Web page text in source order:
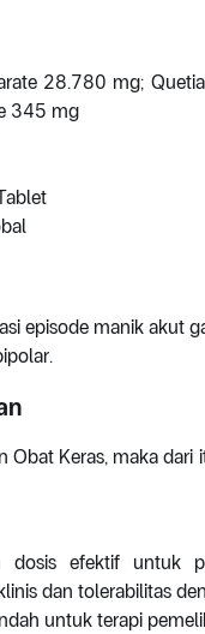
28.780 mg;
345 mg
episode manik akut
Keras, maka dari
dosis efektif untuk
dan tolerabilitas
untuk terapi